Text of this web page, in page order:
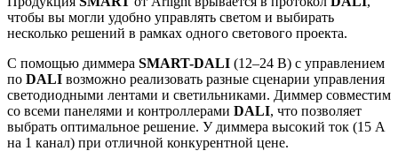
чтобы вы могли удобно управлять светом и выбирать
несколько решений в рамках одного светового проекта.
С помощью диммера SMART-DALI (12–24 В) с управлением
по DALI возможно реализовать разные сценарии управления
светодиодными лентами и светильниками. Диммер совместим
со всеми панелями и контроллерами DALI, что позволяет
выбрать оптимальное решение. У диммера высокий ток (15 А
на 1 канал) при отличной конкурентной цене.